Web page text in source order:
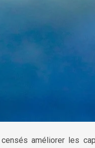
améliorer les